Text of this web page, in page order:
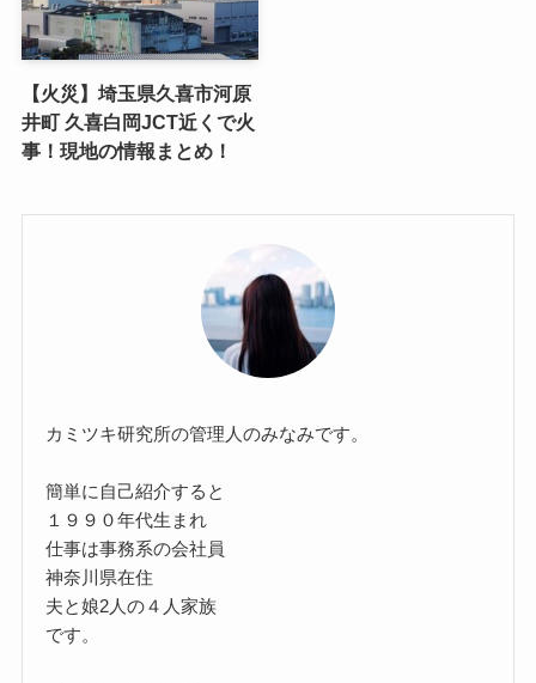
【火災】埼玉県久喜市河原
井町 久喜白岡JCT近くで火
事！現地の情報まとめ！
カミツキ研究所の管理人のみなみです。
簡単に自己紹介すると
１９９０年代生まれ
仕事は事務系の会社員
神奈川県在住
夫と娘2人の４人家族
です。